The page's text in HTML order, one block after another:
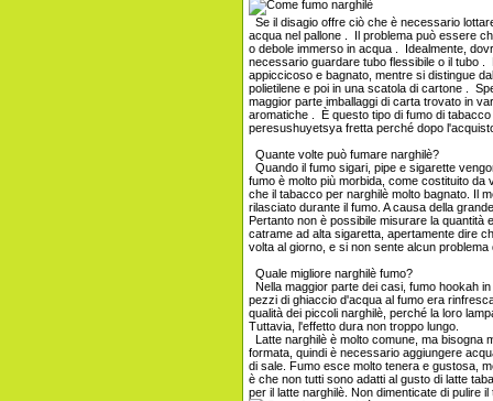
Se il disagio offre ciò che è necessario
acqua nel pallone . Il problema può essere
o debole immerso in acqua . Idealmente,
necessario guardare tubo flessibile o il tubo
appiccicoso e bagnato, mentre si distingue
polietilene e poi in una scatola di cartone .
maggior parte imballaggi di carta trovato in
aromatiche . È questo tipo di fumo di
peresushuyetsya fretta perché dopo
Quante volte può fumare narghilè?
Quando il fumo sigari, pipe e sigarette
fumo è molto più morbida, come costituito
che il tabacco per narghilè molto bagnato. Il
rilasciato durante il fumo. A causa della
Pertanto non è possibile misurare la quantità
catrame ad alta sigaretta, apertamente dire
volta al giorno, e si non sente alcun problema
Quale migliore narghilè fumo?
Nella maggior parte dei casi, fumo hookah
pezzi di ghiaccio d'acqua al fumo era
qualità dei piccoli narghilè, perché la loro
Tuttavia, l'effetto dura non troppo lungo.
Latte narghilè è molto comune, ma bisogna
formata, quindi è necessario aggiungere
di sale. Fumo esce molto tenera e gustosa,
è che non tutti sono adatti al gusto di latte
per il latte narghilè. Non dimenticate di pulire